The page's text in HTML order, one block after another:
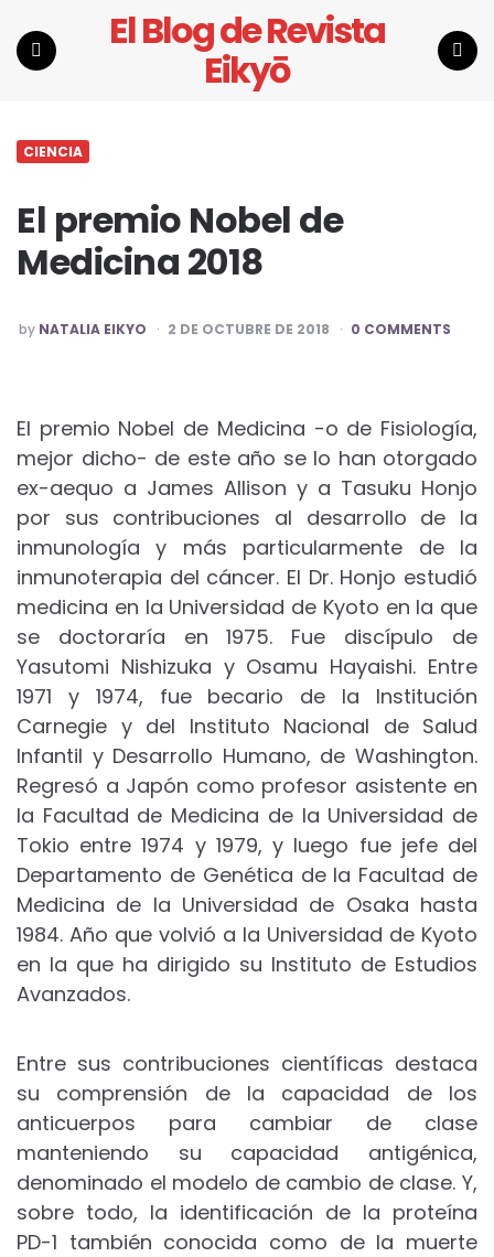
El Blog de Revista
Eikyō
CIENCIA
El premio Nobel de
Medicina 2018
POSTED
BY
by NATALIA EIKYO 2 DE OCTUBRE DE 2018 0 COMMENTS
El premio Nobel de Medicina -o de Fisiología,
mejor dicho- de este año se lo han otorgado
ex-aequo a James Allison y a Tasuku Honjo
por sus contribuciones al desarrollo de la
inmunología y más particularmente de la
inmunoterapia del cáncer. El Dr. Honjo estudió
medicina en la Universidad de Kyoto en la que
se doctoraría en 1975. Fue discípulo de
Yasutomi Nishizuka y Osamu Hayaishi. Entre
1971 y 1974, fue becario de la Institución
Carnegie y del Instituto Nacional de Salud
Infantil y Desarrollo Humano, de Washington.
Regresó a Japón como profesor asistente en
la Facultad de Medicina de la Universidad de
Tokio entre 1974 y 1979, y luego fue jefe del
Departamento de Genética de la Facultad de
Medicina de la Universidad de Osaka hasta
1984. Año que volvió a la Universidad de Kyoto
en la que ha dirigido su Instituto de Estudios
Avanzados.
Entre sus contribuciones científicas destaca
su comprensión de la capacidad de los
anticuerpos para cambiar de clase
manteniendo su capacidad antigénica,
denominado el modelo de cambio de clase. Y,
sobre todo, la identificación de la proteína
PD-1 también conocida como de la muerte